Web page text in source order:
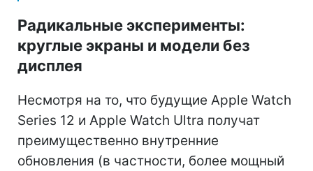
Радикальные эксперименты:
круглые экраны и модели без
дисплея
Несмотря на то, что будущие Apple Watch
Series 12 и Apple Watch Ultra получат
преимущественно внутренние
обновления (в частности, более мощный